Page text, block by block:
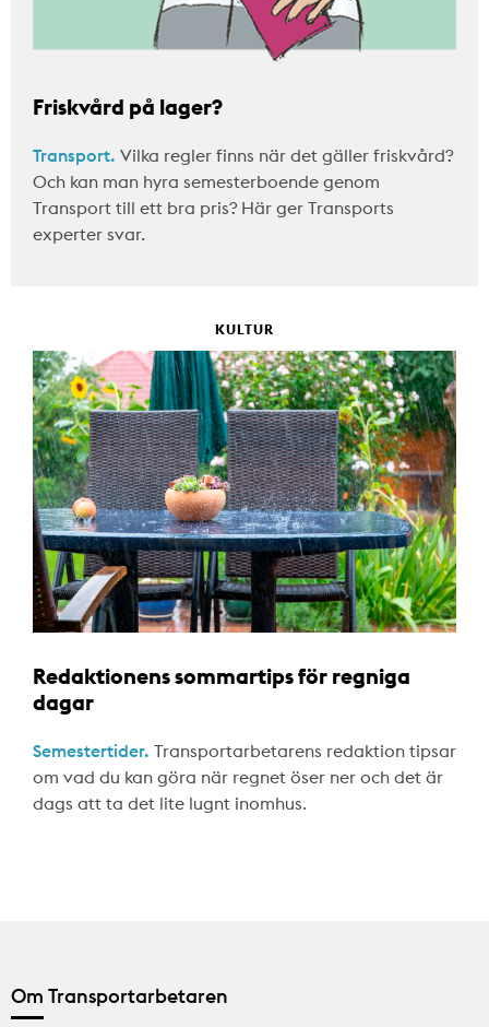
Friskvård på lager?
Transport. Vilka regler finns när det gäller friskvård?
Och kan man hyra semesterboende genom
Transport till ett bra pris? Här ger Transports
experter svar.
KULTUR
Redaktionens sommartips för regniga
dagar
Semestertider. Transportarbetarens redaktion tipsar
om vad du kan göra när regnet öser ner och det är
dags att ta det lite lugnt inomhus.
Om Transportarbetaren